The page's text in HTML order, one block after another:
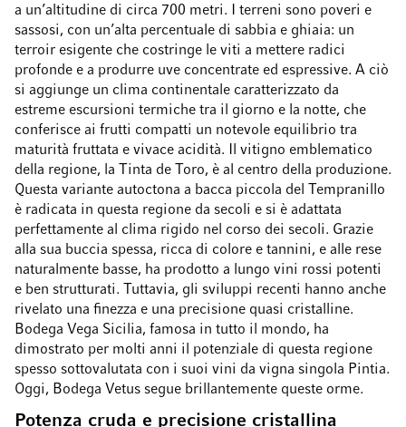
a un’altitudine di circa 700 metri. I terreni sono poveri e
sassosi, con un’alta percentuale di sabbia e ghiaia: un
terroir esigente che costringe le viti a mettere radici
profonde e a produrre uve concentrate ed espressive. A ciò
si aggiunge un clima continentale caratterizzato da
estreme escursioni termiche tra il giorno e la notte, che
conferisce ai frutti compatti un notevole equilibrio tra
maturità fruttata e vivace acidità. Il vitigno emblematico
della regione, la Tinta de Toro, è al centro della produzione.
Questa variante autoctona a bacca piccola del Tempranillo
è radicata in questa regione da secoli e si è adattata
perfettamente al clima rigido nel corso dei secoli. Grazie
alla sua buccia spessa, ricca di colore e tannini, e alle rese
naturalmente basse, ha prodotto a lungo vini rossi potenti
e ben strutturati. Tuttavia, gli sviluppi recenti hanno anche
rivelato una finezza e una precisione quasi cristalline.
Bodega Vega Sicilia, famosa in tutto il mondo, ha
dimostrato per molti anni il potenziale di questa regione
spesso sottovalutata con i suoi vini da vigna singola Pintia.
Oggi, Bodega Vetus segue brillantemente queste orme.
Potenza cruda e precisione cristallina